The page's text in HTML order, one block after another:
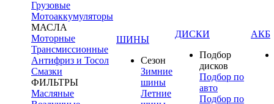
Грузовые
Мотоаккумуляторы
МАСЛА
Моторные
Трансмиссионные
Антифриз и Тосол
Смазки
ФИЛЬТРЫ
Масляные
ШИНЫ
Сезон
Зимние
шины
Летние
ДИСКИ
Подбор
дисков
Подбор по
авто
Подбор по
АКБ